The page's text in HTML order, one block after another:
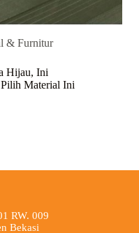
& Furnitur
Hijau, Ini
Material Ini
RW. 009
Bekasi